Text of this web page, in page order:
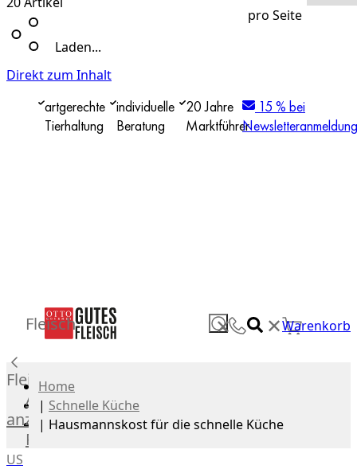
Laden...
Direkt zum Inhalt
artgerechte
Tierhaltung
individuelle
Beratung
20 Jahre
Marktführer
15 % bei
Newsletteranmeldung
✕ ✕Warenkorb
Fleisch
Fleisch
Alle
anzeigen
Rind
US
Home
| Schnelle Küche
| Hausmannskost für die schnelle Küche
pro Seite